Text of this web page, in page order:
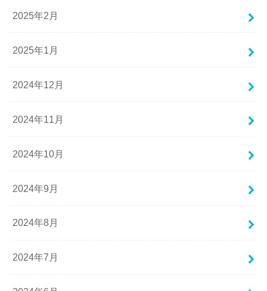
2025年2月
2025年1月
2024年12月
2024年11月
2024年10月
2024年9月
2024年8月
2024年7月